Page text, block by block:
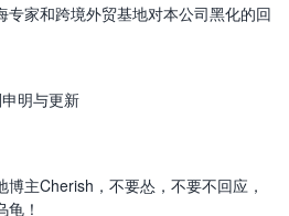
专家和跨境外贸基地对本公司黑化的回
明与更新
博主Cherish，不要怂，不要不回应，
！